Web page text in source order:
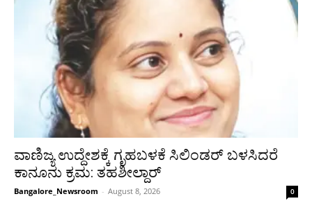
ವಾಣಿಜ್ಯ ಉದ್ದೇಶಕ್ಕೆ ಗೃಹಬಳಕೆ ಸಿಲಿಂಡರ್ ಬಳಸಿದರೆ
ಕಾನೂನು ಕ್ರಮ: ತಹಶೀಲ್ದಾರ್
Bangalore_Newsroom - August 8, 2026 0